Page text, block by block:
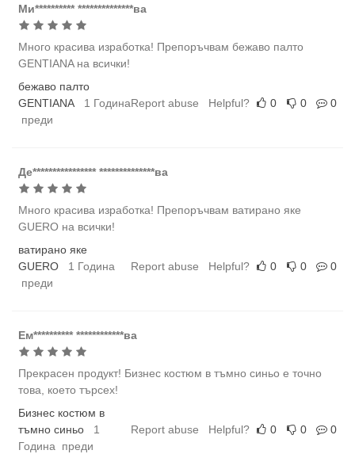
Ми********** **************ва
Много красива изработка! Препоръчвам бежаво палто
GENTIANA на всички!
бежаво палто
GENTIANA
1 Година
преди
Report abuse Helpful? 0 0 0
Де**************** **************ва
Много красива изработка! Препоръчвам ватирано яке
GUERO на всички!
ватирано яке
GUERO
1 Година
преди
Report abuse Helpful? 0 0 0
Ем********** ************ва
Прекрасен продукт! Бизнес костюм в тъмно синьо е точно
това, което търсех!
Бизнес костюм в
тъмно синьо
1
Година преди
Report abuse Helpful? 0 0 0